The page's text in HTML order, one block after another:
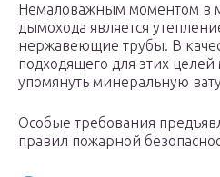
Немаловажным моментом в
дымохода является
нержавеющие трубы. В
подходящего для этих
упомянуть минеральную
Особые требования
правил пожарной